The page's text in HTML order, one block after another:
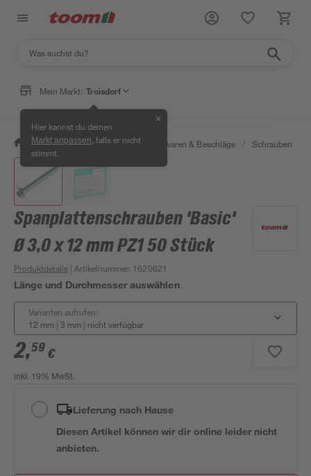
Mein Markt: Troisdorf
Hier kannst du deinen
Markt anpassen , falls er nicht
stimmt.
✕
/ Werkstatt & Maschinen / Eisenwaren & Beschläge / Schrauben
Spanplattenschrauben 'Basic'
Ø 3,0 x 12 mm PZ1 50 Stück
Produktdetails | Artikelnummer: 1620621
Länge und Durchmesser auswählen
Varianten aufrufen:
12 mm | 3 mm | nicht verfügbar
2,59 €
inkl. 19% MwSt.
Lieferung nach Hause
Diesen Artikel können wir dir online leider nicht
anbieten.